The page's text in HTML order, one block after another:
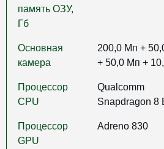
память ОЗУ,
Гб
Основная
камера
200,0 Мп +
+ 50,0 Мп +
Процессор
CPU
Qualcomm
Snapdragon 8
Процессор
GPU
Adreno 830